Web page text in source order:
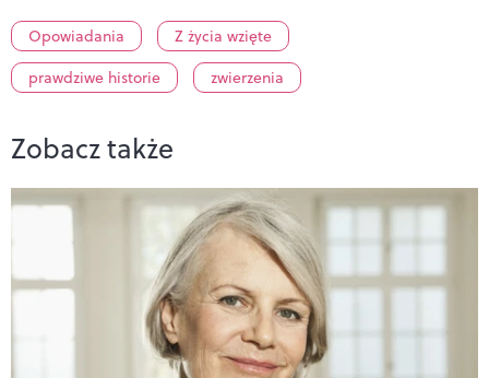
Opowiadania
Z życia wzięte
prawdziwe historie
zwierzenia
Zobacz także